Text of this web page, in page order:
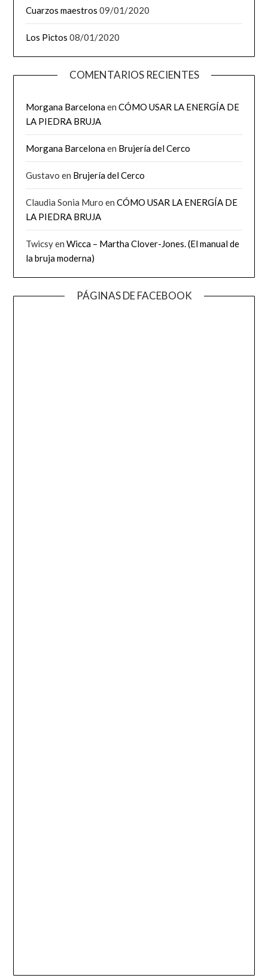
Cuarzos maestros 09/01/2020
Los Pictos 08/01/2020
COMENTARIOS RECIENTES
Morgana BarcelonaenCÓMO USAR LA ENERGÍA DE
LA PIEDRA BRUJA
Morgana Barcelonaen Brujería del Cerco
Gustavo en Brujería del Cerco
Claudia Sonia Muro enCÓMO USAR LA ENERGÍA DE
LA PIEDRA BRUJA
TwicsyenWicca – Martha Clover-Jones. (El manual de
la bruja moderna)
PÁGINAS DE FACEBOOK